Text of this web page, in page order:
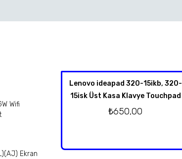
Wifi
Ekran
Lenovo ideapad 320-15ikb, 320-
15isk Üst Kasa Klavye Touchpad
₺650,00